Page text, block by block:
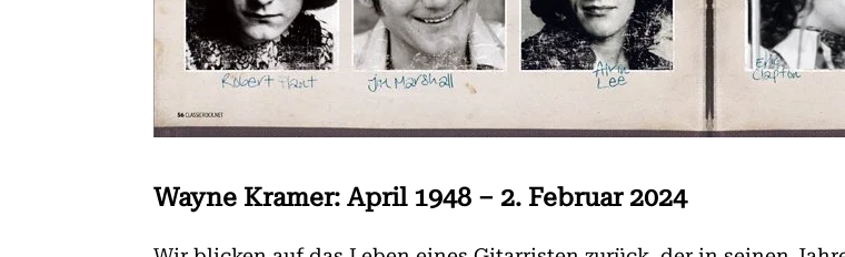
Wayne Kramer: April 1948 – 2. Februar 2024